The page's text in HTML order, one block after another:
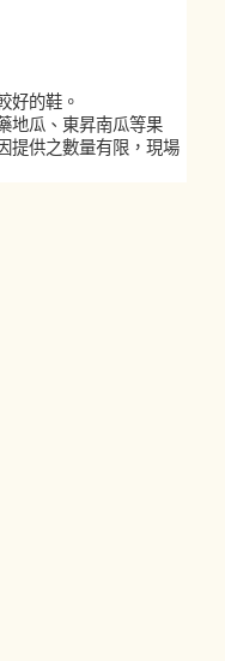
好的鞋。
地瓜、東昇南瓜等果
提供之數量有限，現場